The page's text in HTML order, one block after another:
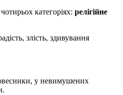
категоріях: релігійне
злість, здивування
у невимушених